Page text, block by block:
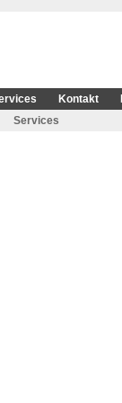
Kontakt
Services